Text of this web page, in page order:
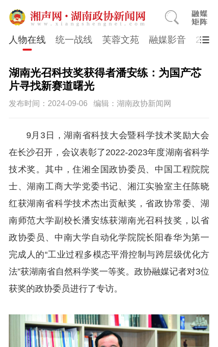
人物在线 统一战线 芙蓉文苑 融媒影音
湖南光召科技奖获得者潘安练：为国产芯
片寻找新赛道曙光
发布时间：2024-09-06 编辑：湖南政协新闻网
9月3日，湖南省科技大会暨科学技术奖励大会
在长沙召开，会议表彰了2022-2023年度湖南省科学
技术奖。其中，住湘全国政协委员、中国工程院院
士、湖南工商大学党委书记、湘江实验室主任陈晓
红获湖南省科学技术杰出贡献奖，省政协常委、湖
南师范大学副校长潘安练获湖南光召科技奖，以省
政协委员、中南大学自动化学院院长阳春华为第一
完成人的“工业过程多模态平滑控制与跨层级优化方
法”获湖南省自然科学奖一等奖。政协融媒记者对3位
获奖的政协委员进行了专访。